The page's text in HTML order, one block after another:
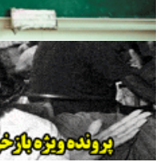
راهبرد غافلگیری با نسل جدید پهپاد‌ها
جنجال پزشکان تقلبی در صنعت
یهودی‌ها در ادبیات داستانی اروپا؛ از
گفت‌وگو با خواهر یکی از شهدای
اهل خدمت بی‌منت بود